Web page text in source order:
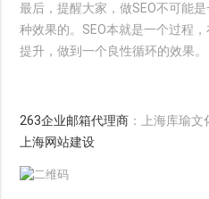
最后，提醒大家，做SEO不可能
种效果的。SEO本就是一个过程
提升，做到一个良性循环的效果。
263企业邮箱代理商 ：上海库瑜
上海网站建设